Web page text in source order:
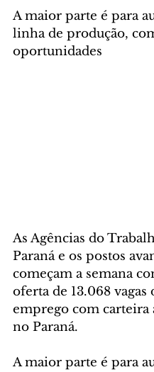
A maior parte é para
linha de produção,
oportunidades
As Agências do
Paraná e os postos
começam a semana
oferta de 13.068 vagas
emprego com carteira
no Paraná.
A maior parte é para